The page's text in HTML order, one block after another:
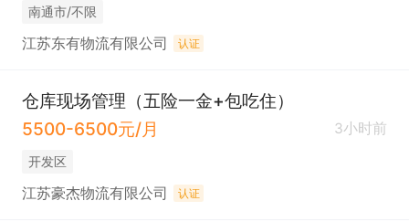
南通市/不限
江苏东有物流有限公司 认证
仓库现场管理（五险一金+包吃住）
5500-6500元/月
3小时前
开发区
江苏豪杰物流有限公司 认证